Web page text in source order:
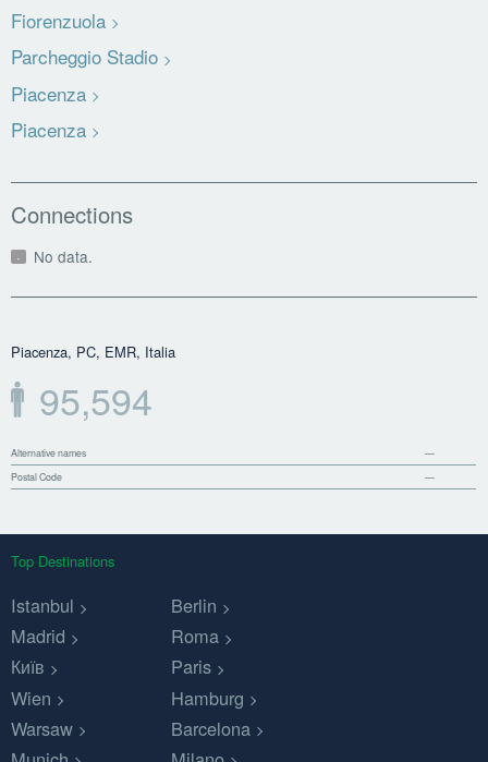
Fiorenzuola
Parcheggio Stadio
Piacenza
Piacenza
Connections
No data.
Piacenza, PC, EMR, Italia
95,594
Alternative names
—
Postal Code
—
Top Destinations
Istanbul
Berlin
Madrid
Roma
Київ
Paris
Wien
Hamburg
Warsaw
Barcelona